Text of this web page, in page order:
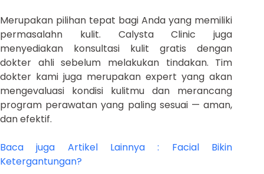
Merupakan pilihan tepat bagi Anda yang memiliki
permasalahn kulit. Calysta Clinic juga
menyediakan konsultasi kulit gratis dengan
dokter ahli sebelum melakukan tindakan. Tim
dokter kami juga merupakan expert yang akan
mengevaluasi kondisi kulitmu dan merancang
program perawatan yang paling sesuai — aman,
dan efektif.
Baca juga Artikel Lainnya : Facial Bikin
Ketergantungan?